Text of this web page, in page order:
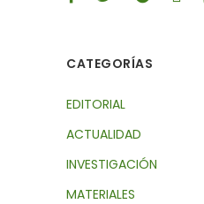
CATEGORÍAS
EDITORIAL
ACTUALIDAD
INVESTIGACIÓN
MATERIALES